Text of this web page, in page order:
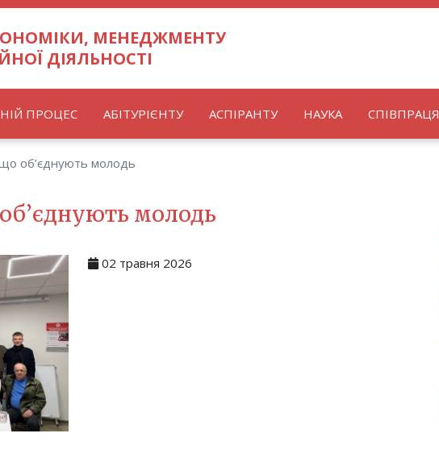
МЕНЕДЖМЕНТУ
ДІЯЛЬНОСТІ
ПРОЦЕС АБІТУРІЄНТУ АСПІРАНТУ НАУКА СПІВПРАЦЯ
об’єднують молодь
молодь
02 травня 2026